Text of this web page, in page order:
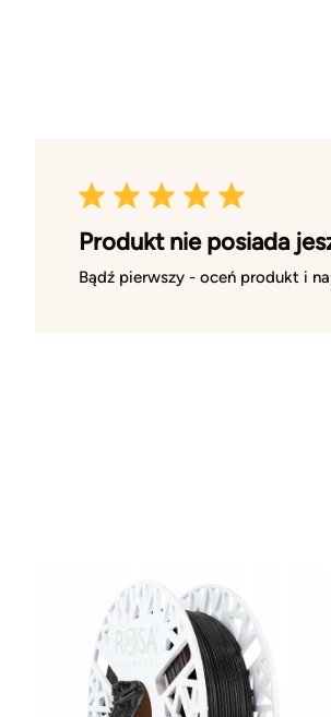
Produkt nie posiada
Bądź pierwszy - oceń produkt i